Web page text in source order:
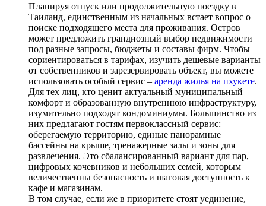
Планируя отпуск или продолжительную поездку в
Таиланд, единственным из начальных встает вопрос о
поиске подходящего места для проживания. Остров
может предложить грандиозный выбор недвижимости
под разные запросы, бюджеты и составы фирм. Чтобы
сориентироваться в тарифах, изучить дешевые варианты
от собственников и зарезервировать объект, вы можете
использовать особый сервис – аренда жилья на пхукете.
Для тех лиц, кто ценит актуальный муниципальный
комфорт и образованную внутреннюю инфраструктуру,
изумительно подходят кондоминиумы. Большинство из
них предлагают гостям первоклассный сервис:
оберегаемую территорию, единые панорамные
бассейны на крыше, тренажерные залы и зоны для
развлечения. Это сбалансированный вариант для пар,
цифровых кочевников и небольших семей, которым
величественны безопасность и шаговая доступность к
кафе и магазинам.
В том случае, если же в приоритете стоят уединение,